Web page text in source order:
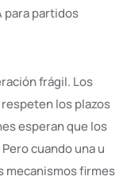
para partidos
frágil. Los
los plazos
esperan que los
cuando una u
mecanismos firmes